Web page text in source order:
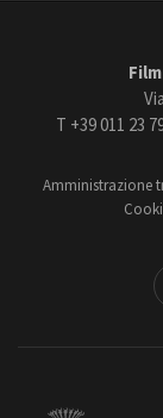
T +39 011 23
Amministrazione